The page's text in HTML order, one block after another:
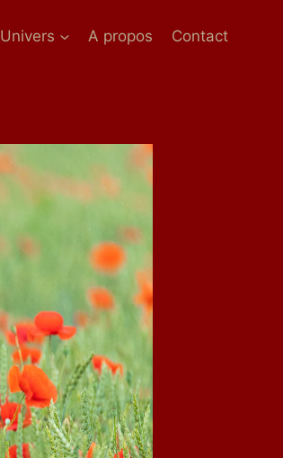
Univers A propos Contact